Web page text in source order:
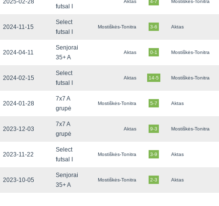
2025-02-28
futsal I
Aktas 4-7 Mostiškės-Tonitra
2024-11-15
Select
futsal I
Mostiškės-Tonitra 3-6 Aktas
2024-04-11
Senjorai
35+ A
Aktas 0-1 Mostiškės-Tonitra
2024-02-15
Select
futsal I
Aktas 14-5 Mostiškės-Tonitra
2024-01-28
7x7 A
grupė
Mostiškės-Tonitra 5-7 Aktas
2023-12-03
7x7 A
grupė
Aktas 9-3 Mostiškės-Tonitra
2023-11-22
Select
futsal I
Mostiškės-Tonitra 3-9 Aktas
2023-10-05
Senjorai
35+ A
Mostiškės-Tonitra 2-3 Aktas